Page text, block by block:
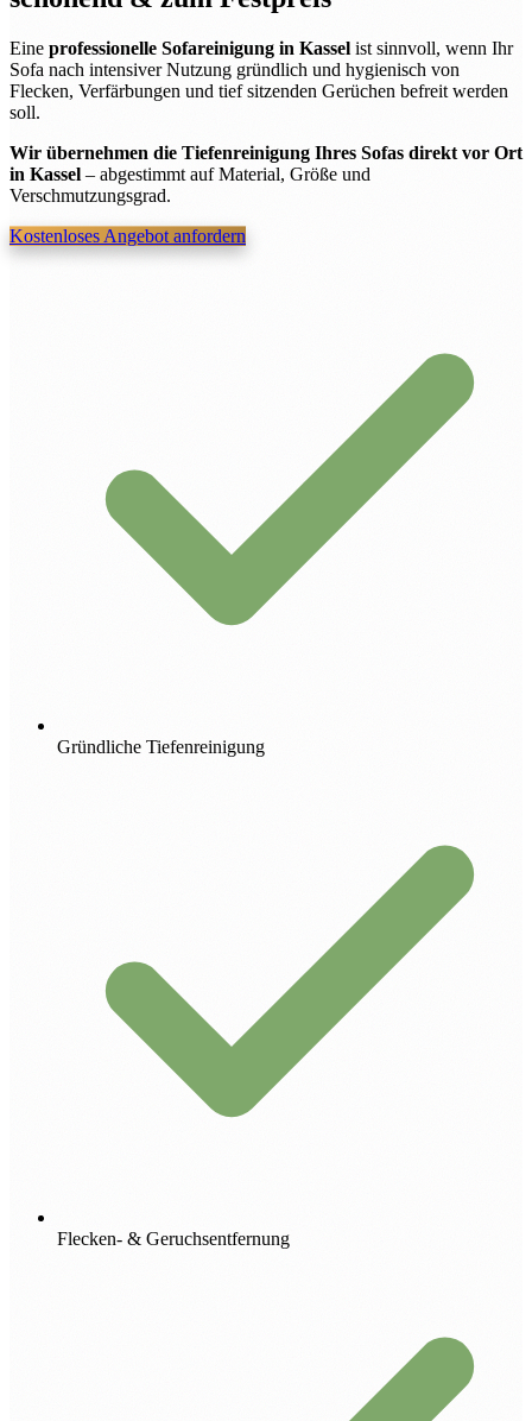
Eine professionelle Sofareinigung in Kassel ist sinnvoll, wenn Ihr
Sofa nach intensiver Nutzung gründlich und hygienisch von
Flecken, Verfärbungen und tief sitzenden Gerüchen befreit werden
soll.
Wir übernehmen die Tiefenreinigung Ihres Sofas direkt vor Ort
in Kassel– abgestimmt auf Material, Größe und
Verschmutzungsgrad.
Kostenloses Angebot anfordern
Gründliche Tiefenreinigung
Flecken- & Geruchsentfernung